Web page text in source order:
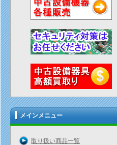
メインメニュー
取り扱い商品一覧